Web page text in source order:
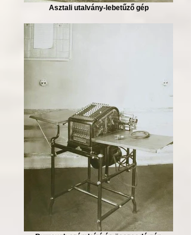
Asztali utalvány-lebetűző gép